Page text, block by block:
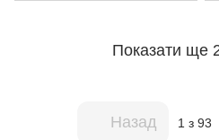
Показати ще
Назад 1 з 93